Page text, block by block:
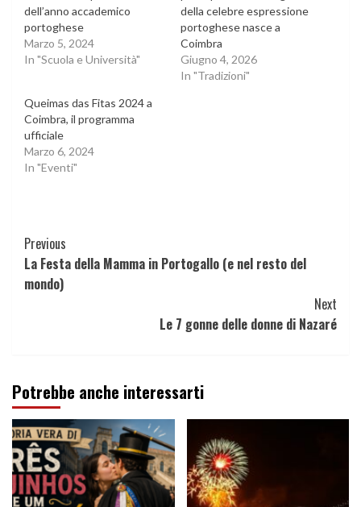
dell’anno accademico
portoghese
Marzo 5, 2024
In "Scuola e Università"
della celebre espressione
portoghese nasce a
Coimbra
Giugno 4, 2026
In "Tradizioni"
Queimas das Fitas 2024 a
Coimbra, il programma
ufficiale
Marzo 6, 2024
In "Eventi"
Continue
Reading
Previous
La Festa della Mamma in Portogallo (e nel resto del
mondo)
Next
Le 7 gonne delle donne di Nazaré
Potrebbe anche interessarti